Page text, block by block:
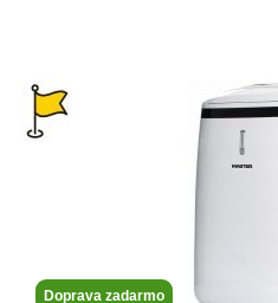
Doprava zadarmo